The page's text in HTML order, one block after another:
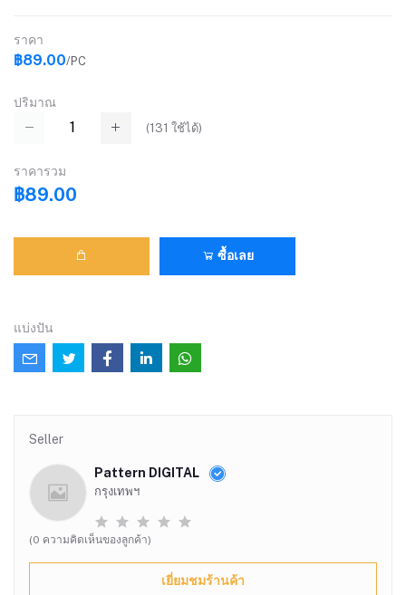
ราคา
฿89.00/PC
ปริมาณ
(131 ใช้ได้)
ราคารวม
฿89.00
ซื้อเลย
แบ่งปัน
Seller
Pattern DIGITAL
กรุงเทพฯ
(0 ความคิดเห็นของลูกค้า)
เยี่ยมชมร้านค้า